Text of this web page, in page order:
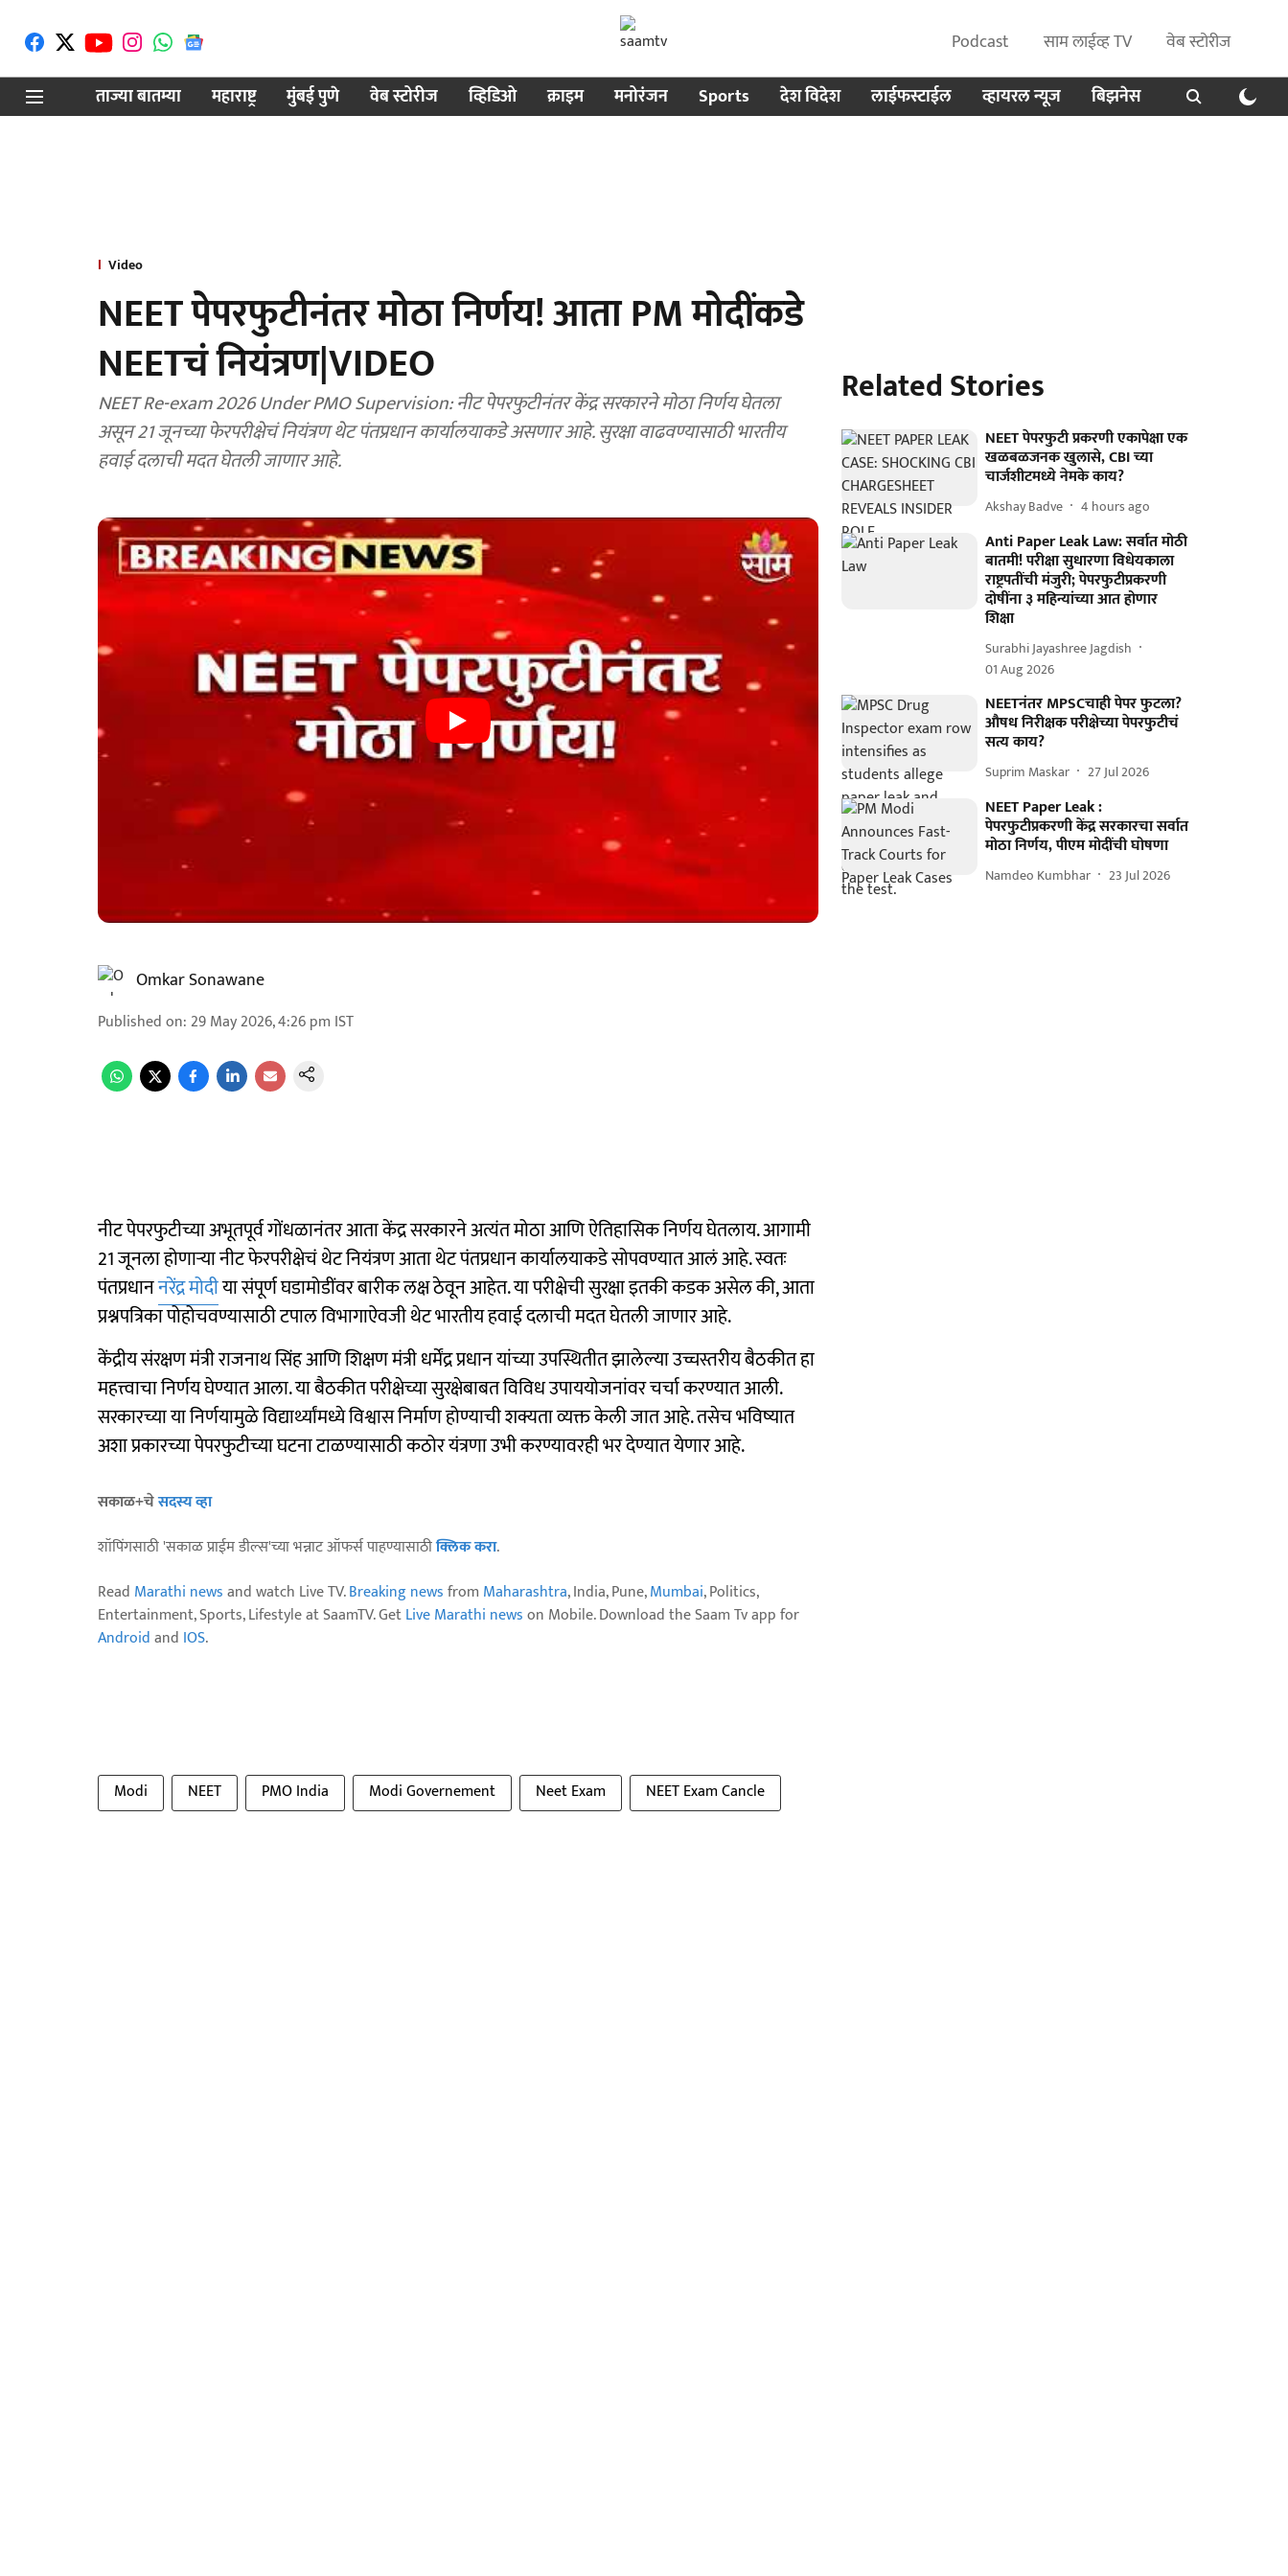
Podcast साम लाईव्ह TV
वेब स्टोरीज
ताज्या बातम्या
महाराष्ट्र मुंबई पुणे वेब स्टोरीज व्हिडिओ क्राइम मनोरंजन Sports देश विदेश लाईफस्टाईल व्हायरल न्यूज बिझनेस
Video
NEET पेपरफुटीनंतर मोठा निर्णय! आता PM मोदींकडे
NEETचं नियंत्रण|VIDEO
NEET Re-exam 2026 Under PMO Supervision: नीट पेपरफुटीनंतर केंद्र सरकारने मोठा निर्णय घेतला
असून 21 जूनच्या फेरपरीक्षेचं नियंत्रण थेट पंतप्रधान कार्यालयाकडे असणार आहे. सुरक्षा वाढवण्यासाठी भारतीय
हवाई दलाची मदत घेतली जाणार आहे.
Omkar Sonawane
Published on: 29 May 2026, 4:26 pm IST
नीट पेपरफुटीच्या अभूतपूर्व गोंधळानंतर आता केंद्र सरकारने अत्यंत मोठा आणि ऐतिहासिक निर्णय घेतलाय. आगामी
21 जूनला होणाऱ्या नीट फेरपरीक्षेचं थेट नियंत्रण आता थेट पंतप्रधान कार्यालयाकडे सोपवण्यात आलं आहे. स्वतः
पंतप्रधाननरेंद्र मोदीया संपूर्ण घडामोडींवर बारीक लक्ष ठेवून आहेत. या परीक्षेची सुरक्षा इतकी कडक असेल की, आता
प्रश्नपत्रिका पोहोचवण्यासाठी टपाल विभागाऐवजी थेट भारतीय हवाई दलाची मदत घेतली जाणार आहे.
केंद्रीय संरक्षण मंत्री राजनाथ सिंह आणि शिक्षण मंत्री धर्मेंद्र प्रधान यांच्या उपस्थितीत झालेल्या उच्चस्तरीय बैठकीत हा
महत्त्वाचा निर्णय घेण्यात आला. या बैठकीत परीक्षेच्या सुरक्षेबाबत विविध उपाययोजनांवर चर्चा करण्यात आली.
सरकारच्या या निर्णयामुळे विद्यार्थ्यांमध्ये विश्वास निर्माण होण्याची शक्यता व्यक्त केली जात आहे. तसेच भविष्यात
अशा प्रकारच्या पेपरफुटीच्या घटना टाळण्यासाठी कठोर यंत्रणा उभी करण्यावरही भर देण्यात येणार आहे.
सकाळ+चेसदस्य व्हा
शॉपिंगसाठी 'सकाळ प्राईम डील्स'च्या भन्नाट ऑफर्स पाहण्यासाठीक्लिक करा.
Read Marathi newsand watch Live TV.Breaking newsfrom Maharashtra, India, Pune,Mumbai, Politics,
Entertainment, Sports, Lifestyle at SaamTV. GetLive Marathi newson Mobile. Download the Saam Tv app for
Androidand IOS.
Modi NEET PMO India Modi Governement Neet Exam NEET Exam Cancle
Related Stories
NEET पेपरफुटी प्रकरणी एकापेक्षा एक
खळबळजनक खुलासे, CBI च्या
चार्जशीटमध्ये नेमके काय?
Akshay Badve 4 hours ago
Anti Paper Leak Law: सर्वात मोठी
बातमी! परीक्षा सुधारणा विधेयकाला
राष्ट्रपतींची मंजुरी; पेपरफुटीप्रकरणी
दोषींना ३ महिन्यांच्या आत होणार
शिक्षा
Surabhi Jayashree Jagdish
01 Aug 2026
NEETनंतर MPSCचाही पेपर फुटला?
औषध निरीक्षक परीक्षेच्या पेपरफुटीचं
सत्य काय?
Suprim Maskar 27 Jul 2026
NEET Paper Leak :
पेपरफुटीप्रकरणी केंद्र सरकारचा सर्वात
मोठा निर्णय, पीएम मोदींची घोषणा
Namdeo Kumbhar 23 Jul 2026